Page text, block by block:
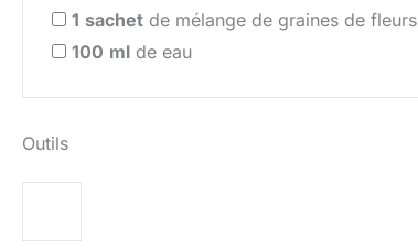
1 sachet de mélange de graines de fleurs
100 ml de eau
Outils